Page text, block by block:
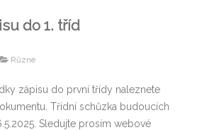
do 1. tříd
Různé
zápisu do první třídy naleznete
Třídní schůzka budoucích
Sledujte prosím webové